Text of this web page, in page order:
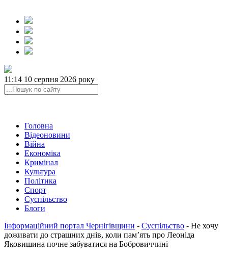
11:14 10 серпня 2026 року
Головна
Відеоновини
Війна
Економіка
Кримінал
Культура
Політика
Спорт
Суспільство
Блоги
Інформаційний портал Чернігівщини - Суспільство - Не хочу
доживати до страшних днів, коли пам’ять про Леоніда
Яковишина почне забуватися на Бобровиччині